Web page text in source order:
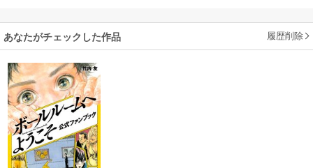
あなたがチェックした作品 履歴削除